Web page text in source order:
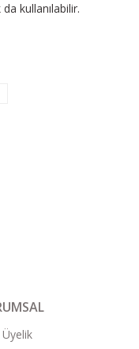
kullanılabilir.